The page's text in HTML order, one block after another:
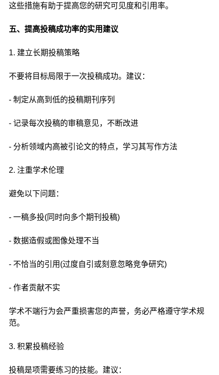
这些措施有助于提高您的研究可见度和引用率。
五、提高投稿成功率的实用建议
1. 建立长期投稿策略
不要将目标局限于一次投稿成功。建议：
- 制定从高到低的投稿期刊序列
- 记录每次投稿的审稿意见，不断改进
- 分析领域内高被引论文的特点，学习其写作方法
2. 注重学术伦理
避免以下问题：
- 一稿多投(同时向多个期刊投稿)
- 数据造假或图像处理不当
- 不恰当的引用(过度自引或刻意忽略竞争研究)
- 作者贡献不实
学术不端行为会严重损害您的声誉，务必严格遵守学术规
范。
3. 积累投稿经验
投稿是项需要练习的技能。建议：